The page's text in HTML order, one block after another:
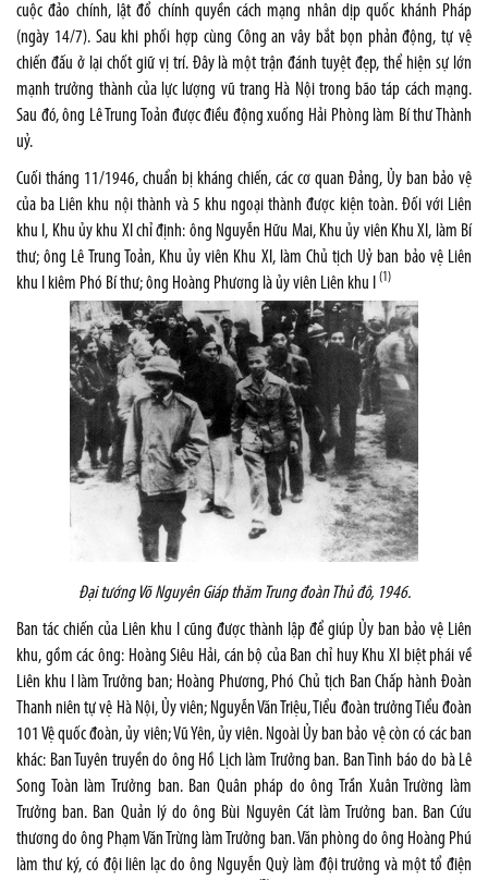
cuộc đảo chính, lật đổ chính quyền cách mạng nhân dịp quốc khánh Pháp
(ngày 14/7). Sau khi phối hợp cùng Công an vây bắt bọn phản động, tự vệ
chiến đấu ở lại chốt giữ vị trí. Đây là một trận đánh tuyệt đẹp, thể hiện sự lớn
mạnh trưởng thành của lực lượng vũ trang Hà Nội trong bão táp cách mạng.
Sau đó, ông Lê Trung Toản được điều động xuống Hải Phòng làm Bí thư Thành
uỷ.
Cuối tháng 11/1946, chuẩn bị kháng chiến, các cơ quan Đảng, Ủy ban bảo vệ
của ba Liên khu nội thành và 5 khu ngoại thành được kiện toàn. Đối với Liên
khu I, Khu ủy khu XI chỉ định: ông Nguyễn Hữu Mai, Khu ủy viên Khu XI, làm Bí
thư; ông Lê Trung Toản, Khu ủy viên Khu XI, làm Chủ tịch Uỷ ban bảo vệ Liên
khu I kiêm Phó Bí thư; ông Hoàng Phương là ủy viên Liên khu I
(1)
Đại tướng Võ Nguyên Giáp thăm Trung đoàn Thủ đô, 1946.
Ban tác chiến của Liên khu I cũng được thành lập để giúp Ủy ban bảo vệ Liên
khu, gồm các ông: Hoàng Siêu Hải, cán bộ của Ban chỉ huy Khu XI biệt phái về
Liên khu I làm Trưởng ban; Hoàng Phương, Phó Chủ tịch Ban Chấp hành Đoàn
Thanh niên tự vệ Hà Nội, Ủy viên; Nguyễn Văn Triệu, Tiểu đoàn trưởng Tiểu đoàn
101 Vệ quốc đoàn, ủy viên; Vũ Yên, ủy viên. Ngoài Ủy ban bảo vệ còn có các ban
khác: Ban Tuyên truyền do ông Hồ Lịch làm Trưởng ban. Ban Tình báo do bà Lê
Song Toàn làm Trưởng ban. Ban Quân pháp do ông Trần Xuân Trường làm
Trưởng ban. Ban Quản lý do ông Bùi Nguyên Cát làm Trưởng ban. Ban Cứu
thương do ông Phạm Văn Trừng làm Trưởng ban. Văn phòng do ông Hoàng Phú
làm thư ký, có đội liên lạc do ông Nguyễn Quỳ làm đội trưởng và một tổ điện